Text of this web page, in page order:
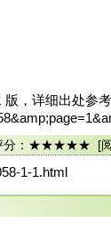
，详细出处参
评分：★★★★★ [
1-1.html